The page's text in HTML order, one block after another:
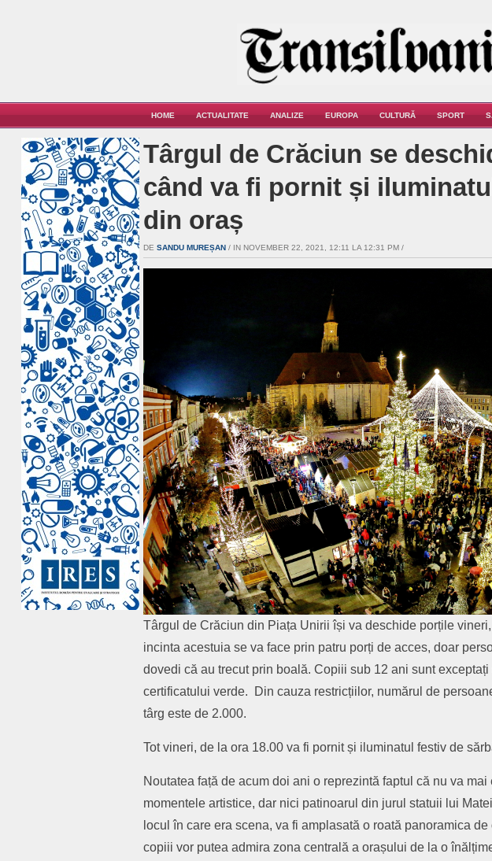
HOME ACTUALITATE ANALIZE EUROPA CULTURĂ SPORT
Târgul de Crăciun se
când va fi pornit și
din oraș
DE SANDU MUREȘAN / IN NOVEMBER 22, 2021, 12:11 LA 12:31 PM /
Târgul de Crăciun din Piața Unirii își va deschide porțile
incinta acestuia se va face prin patru porți de acces, doar
dovedi că au trecut prin boală. Copiii sub 12 ani sunt
certificatului verde. Din cauza restricțiilor, numărul de
târg este de 2.000.
Tot vineri, de la ora 18.00 va fi pornit și iluminatul festiv de
Noutatea față de acum doi ani o reprezintă faptul că nu va mai
momentele artistice, dar nici patinoarul din jurul statuii lui
locul în care era scena, va fi amplasată o roată panoramica
copiii vor putea admira zona centrală a orașului de la o